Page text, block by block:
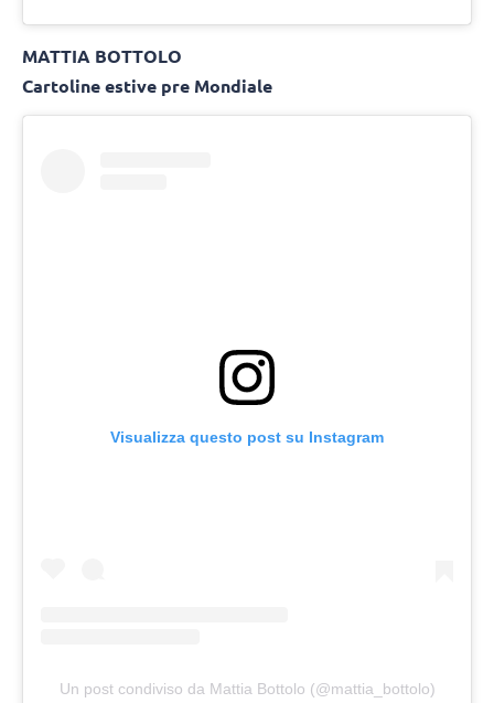
MATTIA BOTTOLO
Cartoline estive pre Mondiale
Visualizza questo post su Instagram
Un post condiviso da Mattia Bottolo (@mattia_bottolo)